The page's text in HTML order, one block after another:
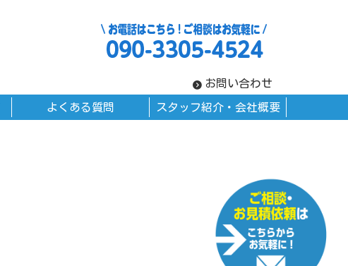
お問い合わせ
よくある質問 スタッフ紹介・会社概要